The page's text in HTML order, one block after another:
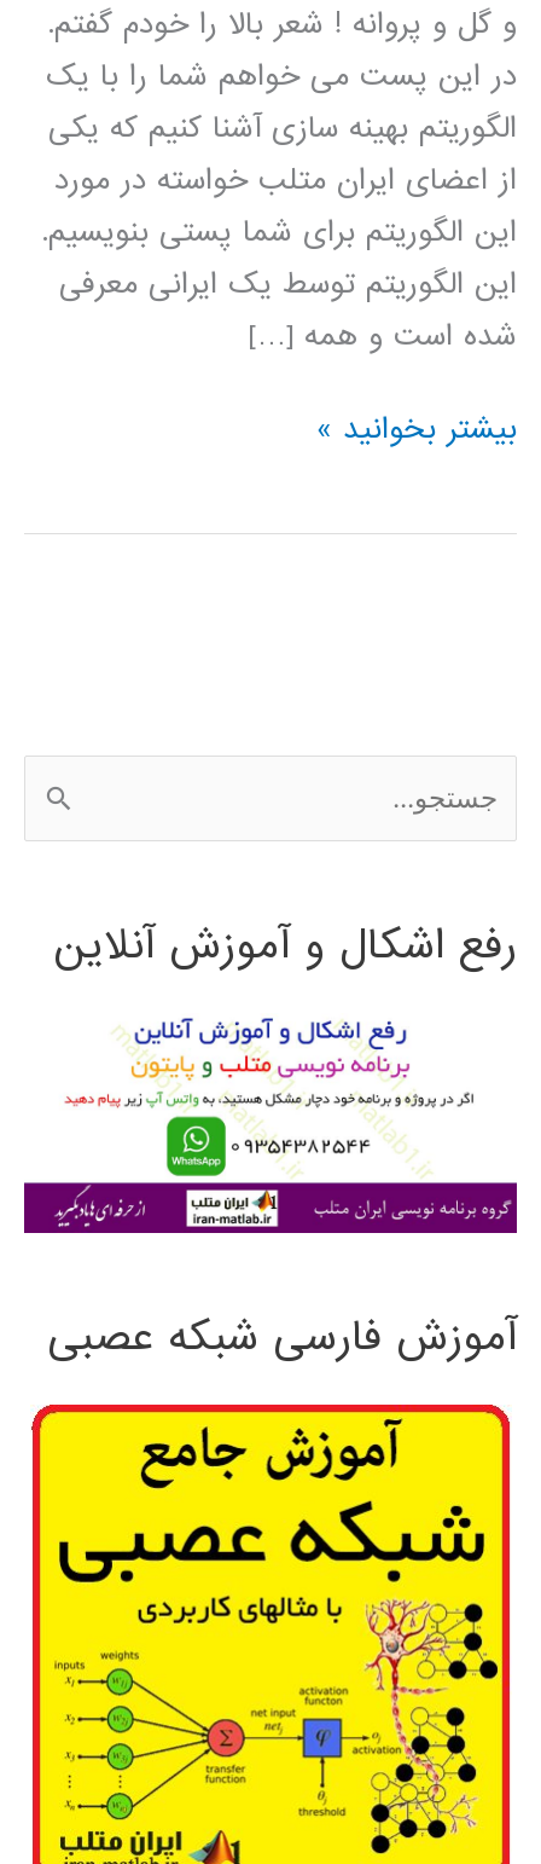
و گل و پروانه ! شعر بالا را خودم گفتم.
در این پست می خواهم شما را با یک
الگوریتم بهینه سازی آشنا کنیم که یکی
از اعضای ایران متلب خواسته در مورد
این الگوریتم برای شما پستی بنویسیم.
این الگوریتم توسط یک ایرانی معرفی
شده است و همه […]
الگوریتم
سازی
بیشتر بخوانید »
س
ج
ی
رفع اشکال و آموزش آنلاین
آموزش فارسی شبکه عصبی